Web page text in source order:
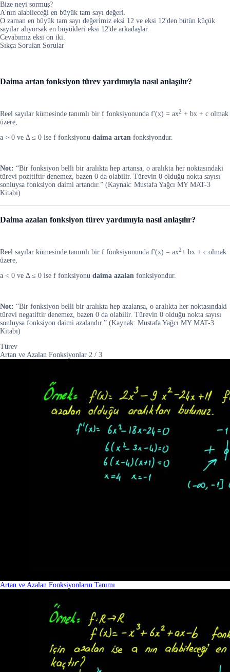
Bize neyi sormuş?
A'nın alabileceği en büyük tam sayı değeri.
O zaman en büyük tam sayı değerimiz eksi 12 ve eksi 12'den bütün küçük
sayılar alıyorsak en büyükleri eksi 12'de arkadaşlar.
Cevabımız eksi on iki.
Sıkça Sorulan Sorular
Daima artan fonksiyon türev yardımıyla nasıl anlaşılır?
Reel sayılar kümesinde tanımlı bir f fonksiyonunda f'(x) = ax2 + bx + c olmak
üzere,
a > 0 ve Δ ≤ 0 ise f fonksiyonu daima artan fonksiyondur.
Not: “Bir fonksiyon belli bir aralıkta hep artansa, o aralıkta her noktasındaki
türevi pozitiftir denemez, bazen 0 da olabilir. Türevin 0 olduğu nokta sayısı
sonluysa fonksiyon daimi artandır.” (Kaynak: Mustafa Yağcı MY MAT-3
Kitabı)
Daima azalan fonksiyon türev yardımıyla nasıl anlaşılır?
Reel sayılar kümesinde tanımlı bir f fonksiyonunda f'(x) = ax2+ bx + c olmak
üzere,
a < 0 ve Δ ≤ 0 ise f fonksiyonu daima azalan fonksiyondur.
Not: “Bir fonksiyon belli bir aralıkta hep azalansa, o aralıkta her noktasındaki
türevi negatiftir denemez, bazen 0 da olabilir. Türevin 0 olduğu nokta sayısı
sonluysa fonksiyon daimi azalandır.” (Kaynak: Mustafa Yağcı MY MAT-3
Kitabı)
Türev
Artan ve Azalan Fonksiyonlar 2 / 3
Artan ve Azalan Fonksiyonların Tanımı